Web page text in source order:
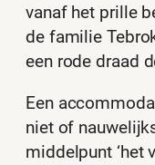
vanaf het prille
de familie
een rode draad
Een
niet of
middelpunt ‘het